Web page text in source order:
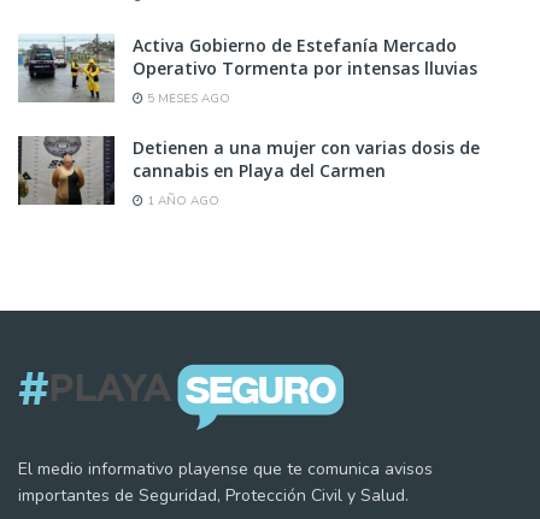
Activa Gobierno de Estefanía Mercado
Operativo Tormenta por intensas lluvias
5 MESES AGO
Detienen a una mujer con varias dosis de
cannabis en Playa del Carmen
1 AÑO AGO
El medio informativo playense que te comunica avisos
importantes de Seguridad, Protección Civil y Salud.